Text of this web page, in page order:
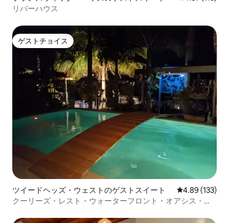
リバーハウス
ゲストチョイス
ゲストチョイス
ツイードヘッズ・ウェストのゲストスイート レビュー133
4.89 (133)
クーリーズ・レスト・ウォーターフロント・オアシス・プ